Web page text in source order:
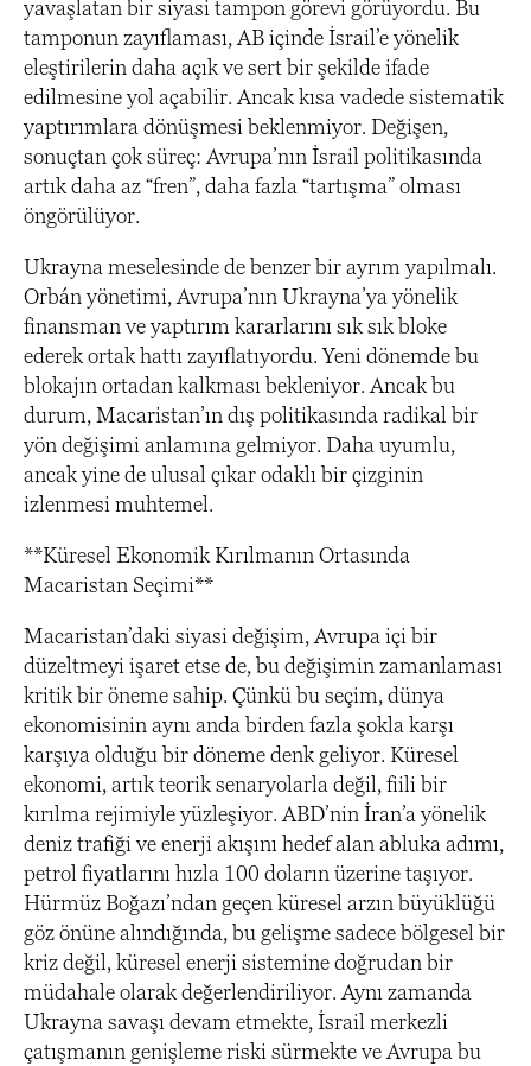
yavaşlatan bir siyasi tampon görevi görüyordu. Bu
tamponun zayıflaması, AB içinde İsrail’e yönelik
eleştirilerin daha açık ve sert bir şekilde ifade
edilmesine yol açabilir. Ancak kısa vadede sistematik
yaptırımlara dönüşmesi beklenmiyor. Değişen,
sonuçtan çok süreç: Avrupa’nın İsrail politikasında
artık daha az “fren”, daha fazla “tartışma” olması
öngörülüyor.
Ukrayna meselesinde de benzer bir ayrım yapılmalı.
Orbán yönetimi, Avrupa’nın Ukrayna’ya yönelik
finansman ve yaptırım kararlarını sık sık bloke
ederek ortak hattı zayıflatıyordu. Yeni dönemde bu
blokajın ortadan kalkması bekleniyor. Ancak bu
durum, Macaristan’ın dış politikasında radikal bir
yön değişimi anlamına gelmiyor. Daha uyumlu,
ancak yine de ulusal çıkar odaklı bir çizginin
izlenmesi muhtemel.
**Küresel Ekonomik Kırılmanın Ortasında
Macaristan Seçimi**
Macaristan’daki siyasi değişim, Avrupa içi bir
düzeltmeyi işaret etse de, bu değişimin zamanlaması
kritik bir öneme sahip. Çünkü bu seçim, dünya
ekonomisinin aynı anda birden fazla şokla karşı
karşıya olduğu bir döneme denk geliyor. Küresel
ekonomi, artık teorik senaryolarla değil, fiili bir
kırılma rejimiyle yüzleşiyor. ABD’nin İran’a yönelik
deniz trafiği ve enerji akışını hedef alan abluka adımı,
petrol fiyatlarını hızla 100 doların üzerine taşıyor.
Hürmüz Boğazı’ndan geçen küresel arzın büyüklüğü
göz önüne alındığında, bu gelişme sadece bölgesel bir
kriz değil, küresel enerji sistemine doğrudan bir
müdahale olarak değerlendiriliyor. Aynı zamanda
Ukrayna savaşı devam etmekte, İsrail merkezli
çatışmanın genişleme riski sürmekte ve Avrupa bu